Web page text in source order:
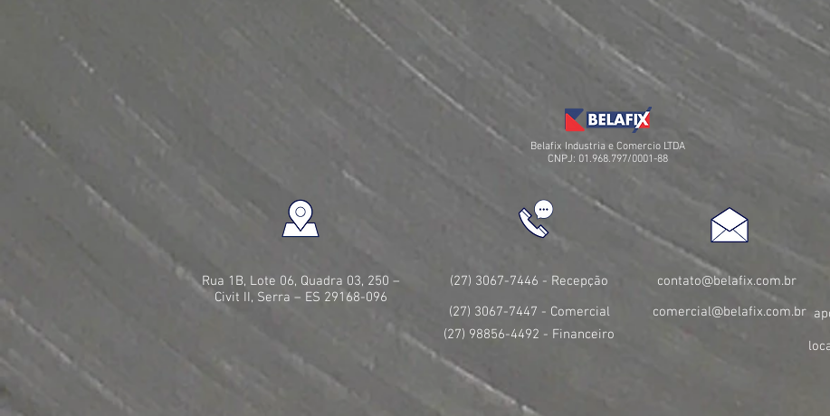
Belafix Industria e Comercio LTDA
CNPJ: 01.968.797/0001-88
Rua 1B, Lote 06, Quadra 03, 250 –
Civit II, Serra – ES 29168-096
contato@belafix.com.br
(27) 3067-7447 - Comercial
(27) 98856-4492 - Financeiro
comercial@belafix.com.br
(27) 3067-7446 - Recepção